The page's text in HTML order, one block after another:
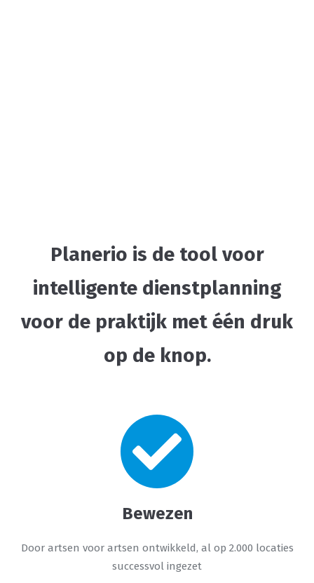
Planerio is de tool voor
intelligente dienstplanning
voor de praktijk met één druk
op de knop.
Bewezen
Door artsen voor artsen ontwikkeld, al op 2.000 locaties
successvol ingezet